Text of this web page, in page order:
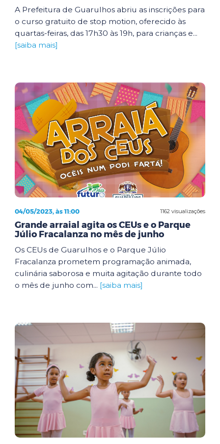
A Prefeitura de Guarulhos abriu as inscrições para
o curso gratuito de stop motion, oferecido às
quartas-feiras, das 17h30 às 19h, para crianças e...
[saiba mais]
1162 visualizações
04/05/2023, às 11:00
Grande arraial agita os CEUs e o Parque
Júlio Fracalanza no mês de junho
Os CEUs de Guarulhos e o Parque Júlio
Fracalanza prometem programação animada,
culinária saborosa e muita agitação durante todo
o mês de junho com... [saiba mais]